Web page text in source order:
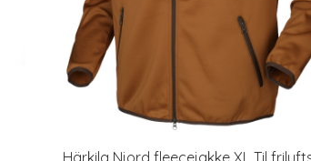
Härkila Njord fleecejakke XL Til